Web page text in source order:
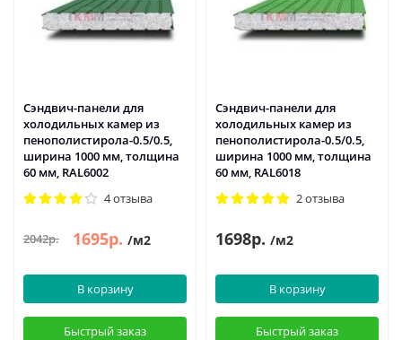
Сэндвич-панели для
холодильных камер из
пенополистирола-0.5/0.5,
ширина 1000 мм, толщина
60 мм, RAL6002
4 отзыва
2042р. 1695р. /м2
В корзину
Быстрый заказ
Сэндвич-панели для
холодильных камер из
пенополистирола-0.5/0.5,
ширина 1000 мм, толщина
60 мм, RAL6018
2 отзыва
1698р. /м2
В корзину
Быстрый заказ